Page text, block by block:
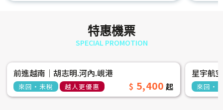
特惠機票
SPECIAL PROMOTION
前進越南│胡志明.河內.峴港
來回‧未稅 越人更優惠 5,400
星宇航
來回‧